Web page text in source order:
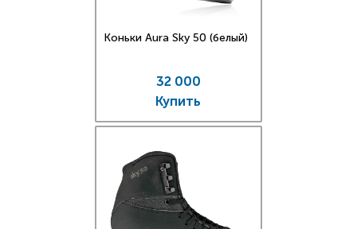
Коньки Aura Sky 50 (белый)
32 000
Купить